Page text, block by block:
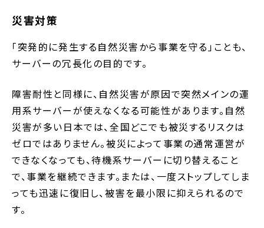
災害対策
「突発的に発生する自然災害から事業を守る」ことも、
サーバーの冗長化の目的です。
障害耐性と同様に、自然災害が原因で突然メインの運
用系サーバーが使えなくなる可能性があります。自然
災害が多い日本では、全国どこでも被災するリスクは
ゼロではありません。被災によって事業の通常運営が
できなくなっても、待機系サーバーに切り替えること
で、事業を継続できます。または、一度ストップしてしま
っても迅速に復旧し、被害を最小限に抑えられるので
す。